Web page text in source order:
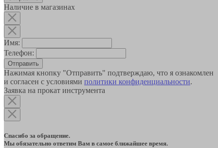
Наличие в магазинах
Имя:
Телефон:
Отправить
Нажимая кнопку "Отправить" подтверждаю, что я ознакомлен
и согласен с условиями политики конфиденциальности.
Заявка на прокат инструмента
Спасибо за обращение.
Мы обязательно ответим Вам в самое ближайшее время.